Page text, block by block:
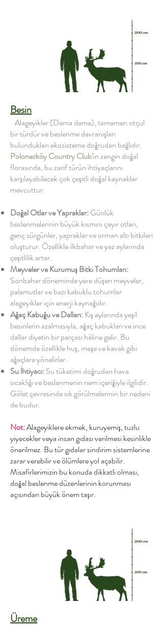
Besin
Alageyikler (Dama dama), tamamen otçul
bir türdür ve beslenme davranışları
bulundukları ekosisteme doğrudan bağlıdır.
Polonezköy Country Club’ın zengin doğal
florasında, bu zarif türün ihtiyaçlarını
karşılayabilecek çok çeşitli doğal kaynaklar
mevcuttur.
Doğal Otlar ve Yapraklar:Günlük
beslenmelerinin büyük kısmını çayır otları,
genç sürgünler, yapraklar ve orman altı bitkileri
oluşturur. Özellikle ilkbahar ve yaz aylarında
çeşitlilik artar.
Meyveler ve Kurumuş Bitki Tohumları:
Sonbahar döneminde yere düşen meyveler,
palamutlar ve bazı kabuklu tohumlar
alageyikler için enerji kaynağıdır.
Ağaç Kabuğu ve Dalları:Kış aylarında yeşil
besinlerin azalmasıyla, ağaç kabukları ve ince
dallar diyetin bir parçası hâline gelir. Bu
dönemde özellikle huş, meşe ve kavak gibi
ağaçlara yönelirler.
Su İhtiyacı:Su tüketimi doğrudan hava
sıcaklığı ve beslenmenin nem içeriğiyle ilgilidir.
Gölet çevresinde sık görülmelerinin bir nedeni
de budur.
Not:Alageyiklere ekmek, kuruyemiş, tuzlu
yiyecekler veya insan gıdası verilmesi kesinlikle
önerilmez. Bu tür gıdalar sindirim sistemlerine
zarar verebilir ve ölümlere yol açabilir.
Misafirlerimizin bu konuda dikkatli olması,
doğal beslenme düzenlerinin korunması
açısından büyük önem taşır.
Üreme